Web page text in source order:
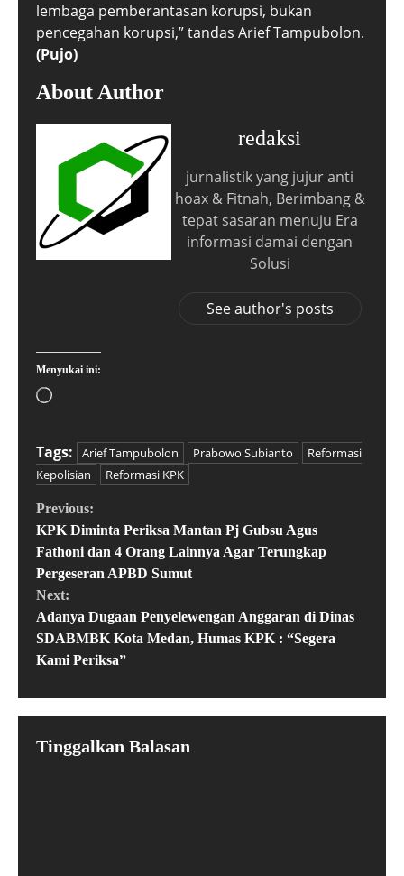
lembaga pemberantasan korupsi, bukan
pencegahan korupsi,” tandas Arief Tampubolon.
(Pujo)
About Author
redaksi
jurnalistik yang jujur anti
hoax & Fitnah, Berimbang &
tepat sasaran menuju Era
informasi damai dengan
Solusi
See author's posts
Menyukai ini:
Tags: Arief Tampubolon Prabowo Subianto
Reformasi
Kepolisian
Reformasi KPK
Previous:
KPK Diminta Periksa Mantan Pj Gubsu Agus
Fathoni dan 4 Orang Lainnya Agar Terungkap
Pergeseran APBD Sumut
Next:
Adanya Dugaan Penyelewengan Anggaran di Dinas
SDABMBK Kota Medan, Humas KPK : “Segera
Kami Periksa”
Tinggalkan Balasan